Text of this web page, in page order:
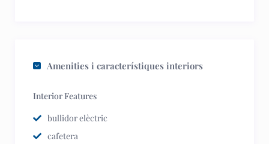
Amenities i característiques interiors
Interior Features
bullidor elèctric
cafetera